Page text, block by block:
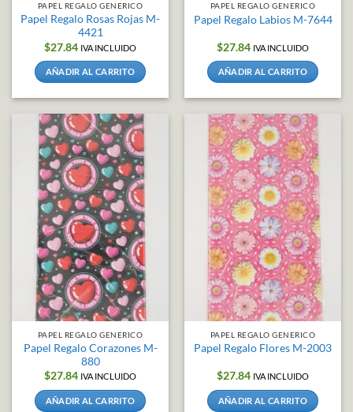
PAPEL REGALO GENERICO
Papel Regalo Rosas Rojas M-
4421
$27.84 IVA INCLUIDO
AÑADIR AL CARRITO
PAPEL REGALO GENERICO
Papel Regalo Labios M-7644
$27.84 IVA INCLUIDO
AÑADIR AL CARRITO
PAPEL REGALO GENERICO
Papel Regalo Corazones M-
880
$27.84 IVA INCLUIDO
AÑADIR AL CARRITO
PAPEL REGALO GENERICO
Papel Regalo Flores M-2003
$27.84 IVA INCLUIDO
AÑADIR AL CARRITO